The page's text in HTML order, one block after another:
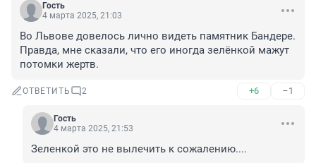
Гость
4 марта 2025, 21:03
Во Львове довелось лично видеть памятник Бандере.
Правда, мне сказали, что его иногда зелёнкой мажут
потомки жертв.
ОТВЕТИТЬ 2 +6 –1
Гость
4 марта 2025, 21:53
Зеленкой это не вылечить к сожалению....